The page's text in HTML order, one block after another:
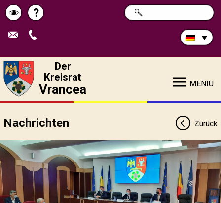
Schimbă
contrastul
Pagina
de
?
Durchsuchen
Sie
SUCHE
Der
Kreisrat
Vrancea MENIU
Nachrichten Zurück